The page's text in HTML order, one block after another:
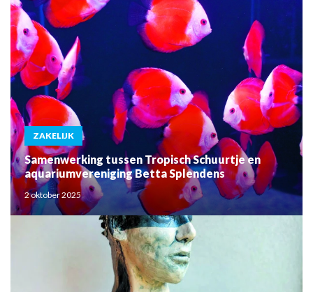
ZAKELIJK
Samenwerking tussen Tropisch Schuurtje en
aquariumvereniging Betta Splendens
2 oktober 2025